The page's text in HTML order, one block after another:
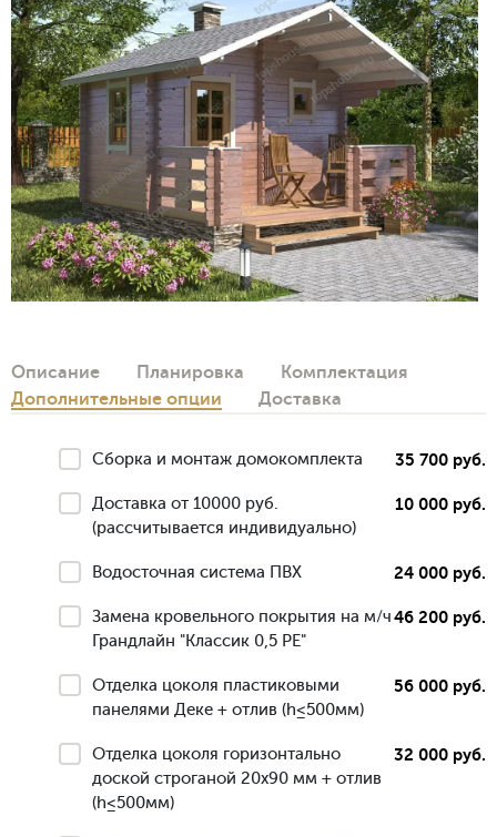
Описание Планировка
Комплектация
Дополнительные опции
Доставка
Сборка и монтаж домокомплекта 35 700 руб.
Доставка от 10000 руб.
(рассчитывается индивидуально)
10 000 руб.
Водосточная система ПВХ 24 000 руб.
Замена кровельного покрытия на м/ч
Грандлайн "Классик 0,5 РЕ"
46 200 руб.
Отделка цоколя пластиковыми
панелями Деке + отлив (h≤500мм)
56 000 руб.
Отделка цоколя горизонтально
доской строганой 20х90 мм + отлив
(h≤500мм)
32 000 руб.